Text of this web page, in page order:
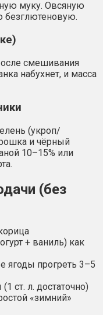
муку. Овсяную
безглютеновую.
смешивания
набухнет, и масса
(укроп/
и чёрный
10–15% или
(без
+ ваниль) как
ягоды прогреть 3–5
ст. л. достаточно)
«зимний»